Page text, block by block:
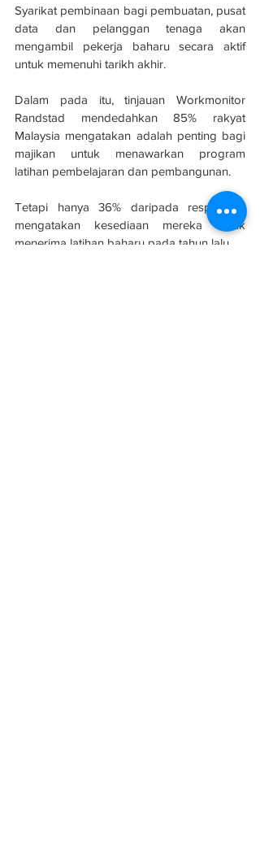
Syarikat pembinaan bagi pembuatan, pusat
data dan pelanggan tenaga akan
mengambil pekerja baharu secara aktif
untuk memenuhi tarikh akhir.
Dalam pada itu, tinjauan Workmonitor
Randstad mendedahkan 85% rakyat
Malaysia mengatakan adalah penting bagi
majikan untuk menawarkan program
latihan pembelajaran dan pembangunan.
Tetapi hanya 36% daripada responden
mengatakan kesediaan mereka untuk
menerima latihan baharu pada tahun lalu.